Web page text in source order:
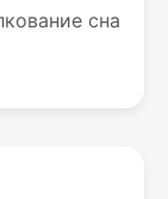
сна